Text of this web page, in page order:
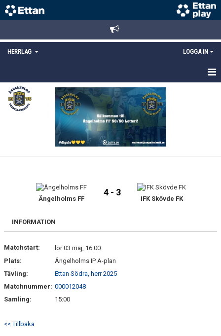
HERRLAG LOGGA IN
HEM
TRUPPEN
Ängelholms FF
4 - 3
IFK Skövde FK
INFORMATION
Matchstart:
lör 03 maj, 16:00
Plats:
Ängelholms IP A-plan
Tävling:
Ettan Södra, herr 2025
Matchnummer: 000012048
Samling:
15:00
<< Tillbaka